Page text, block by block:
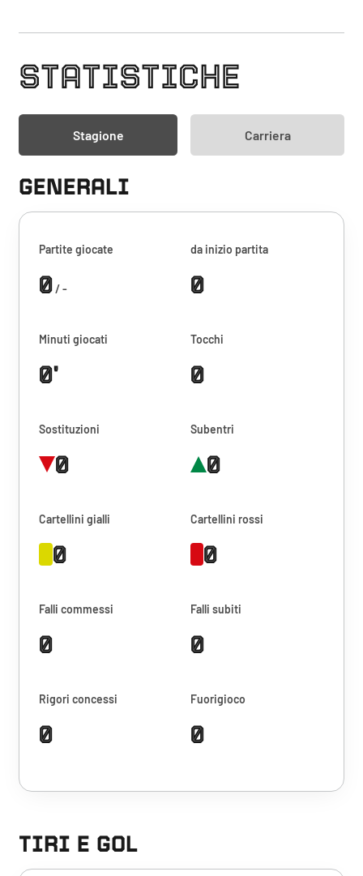
STATISTICHE
Stagione Carriera
GENERALI
Partite giocate
0/ -
da inizio partita
0
Minuti giocati
0'
Tocchi
0
Sostituzioni
0
Subentri
0
Cartellini gialli
0
Cartellini rossi
0
Falli commessi
0
Falli subiti
0
Rigori concessi
0
Fuorigioco
0
TIRI E GOL